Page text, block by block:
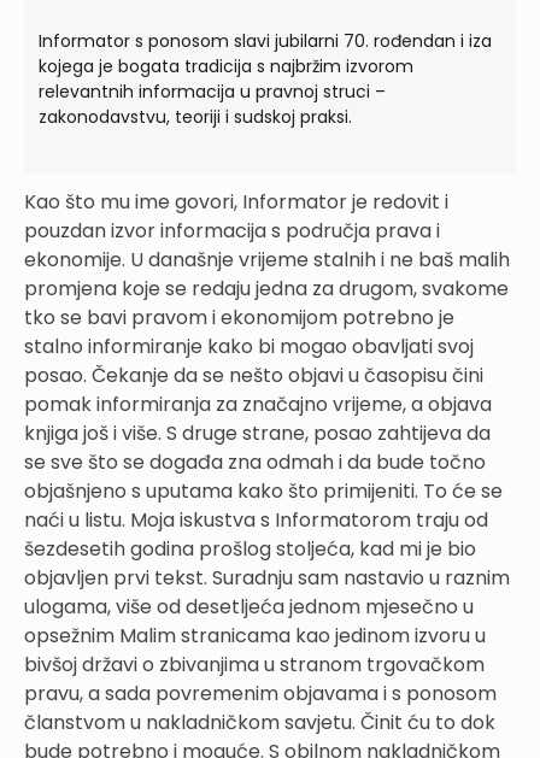
Informator s ponosom slavi jubilarni 70. rođendan i iza
kojega je bogata tradicija s najbržim izvorom
relevantnih informacija u pravnoj struci –
zakonodavstvu, teoriji i sudskoj praksi.
Kao što mu ime govori, Informator je redovit i
pouzdan izvor informacija s područja prava i
ekonomije. U današnje vrijeme stalnih i ne baš malih
promjena koje se redaju jedna za drugom, svakome
tko se bavi pravom i ekonomijom potrebno je
stalno informiranje kako bi mogao obavljati svoj
posao. Čekanje da se nešto objavi u časopisu čini
pomak informiranja za značajno vrijeme, a objava
knjiga još i više. S druge strane, posao zahtijeva da
se sve što se događa zna odmah i da bude točno
objašnjeno s uputama kako što primijeniti. To će se
naći u listu. Moja iskustva s Informatorom traju od
šezdesetih godina prošlog stoljeća, kad mi je bio
objavljen prvi tekst. Suradnju sam nastavio u raznim
ulogama, više od desetljeća jednom mjesečno u
opsežnim Malim stranicama kao jedinom izvoru u
bivšoj državi o zbivanjima u stranom trgovačkom
pravu, a sada povremenim objavama i s ponosom
članstvom u nakladničkom savjetu. Činit ću to dok
bude potrebno i moguće. S obilnom nakladničkom